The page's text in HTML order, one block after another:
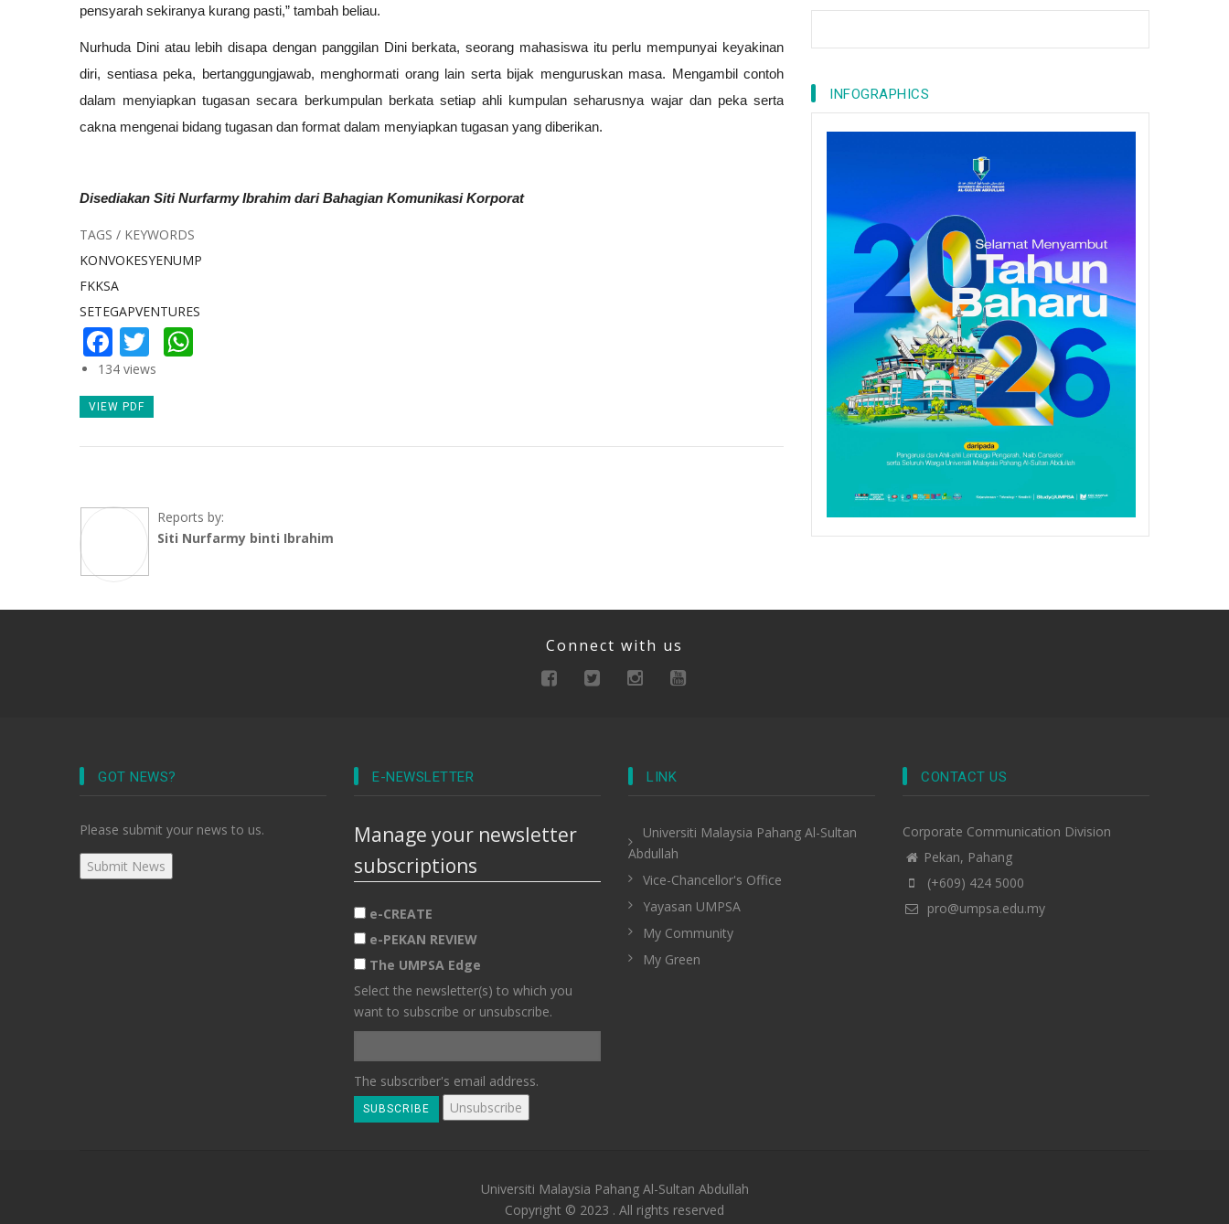
pensyarah sekiranya kurang pasti,” tambah beliau.
Nurhuda Dini atau lebih disapa dengan panggilan Dini berkata, seorang mahasiswa itu perlu mempunyai keyakinan
diri, sentiasa peka, bertanggungjawab, menghormati orang lain serta bijak menguruskan masa. Mengambil contoh
dalam menyiapkan tugasan secara berkumpulan berkata setiap ahli kumpulan seharusnya wajar dan peka serta
cakna mengenai bidang tugasan dan format dalam menyiapkan tugasan yang diberikan.
Disediakan Siti Nurfarmy Ibrahim dari Bahagian Komunikasi Korporat
TAGS / KEYWORDS
KONVOKESYENUMP
FKKSA
SETEGAPVENTURES
Facebook
Twitter
134 views
VIEW PDF
Reports by:
Siti Nurfarmy binti Ibrahim
INFOGRAPHICS
Connect with us
GOT NEWS?
Please submit your news to us.
E-NEWSLETTER
Manage your newsletter
subscriptions
e-CREATE
e-PEKAN REVIEW
The UMPSA Edge
Select the newsletter(s) to which you
want to subscribe or unsubscribe.
The subscriber's email address.
LINK
Universiti Malaysia Pahang Al-Sultan
Abdullah
Vice-Chancellor's Office
Yayasan UMPSA
My Community
My Green
CONTACT US
Corporate Communication Division
Pekan, Pahang
(+609) 424 5000
pro@umpsa.edu.my
Universiti Malaysia Pahang Al-Sultan Abdullah
Copyright © 2023 . All rights reserved